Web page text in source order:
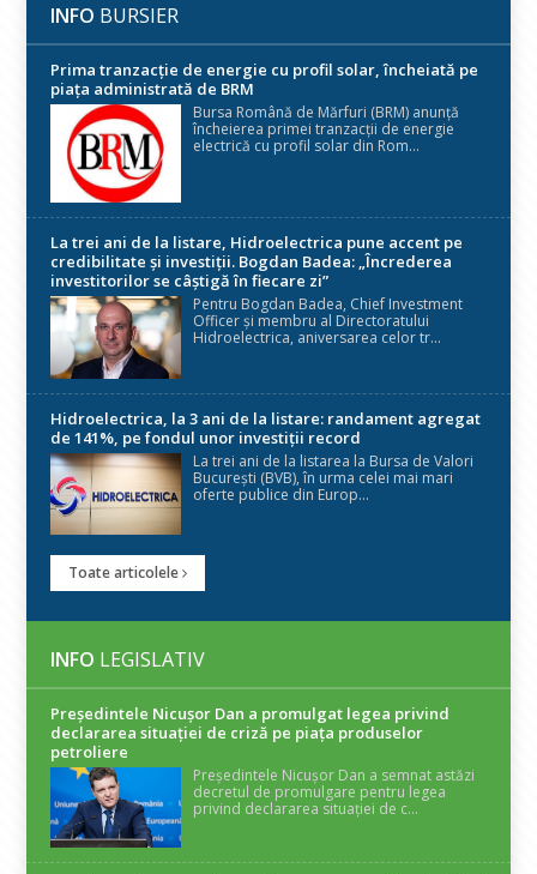
INFO BURSIER
Prima tranzacție de energie cu profil solar, încheiată pe
piața administrată de BRM
Bursa Română de Mărfuri (BRM) anunță
încheierea primei tranzacții de energie
electrică cu profil solar din Rom...
La trei ani de la listare, Hidroelectrica pune accent pe
credibilitate și investiții. Bogdan Badea: „Încrederea
investitorilor se câștigă în fiecare zi”
Pentru Bogdan Badea, Chief Investment
Officer și membru al Directoratului
Hidroelectrica, aniversarea celor tr...
Hidroelectrica, la 3 ani de la listare: randament agregat
de 141%, pe fondul unor investiții record
La trei ani de la listarea la Bursa de Valori
București (BVB), în urma celei mai mari
oferte publice din Europ...
Toate articolele
INFO LEGISLATIV
Președintele Nicuşor Dan a promulgat legea privind
declararea situaţiei de criză pe piaţa produselor
petroliere
Președintele Nicușor Dan a semnat astăzi
decretul de promulgare pentru legea
privind declararea situației de c...